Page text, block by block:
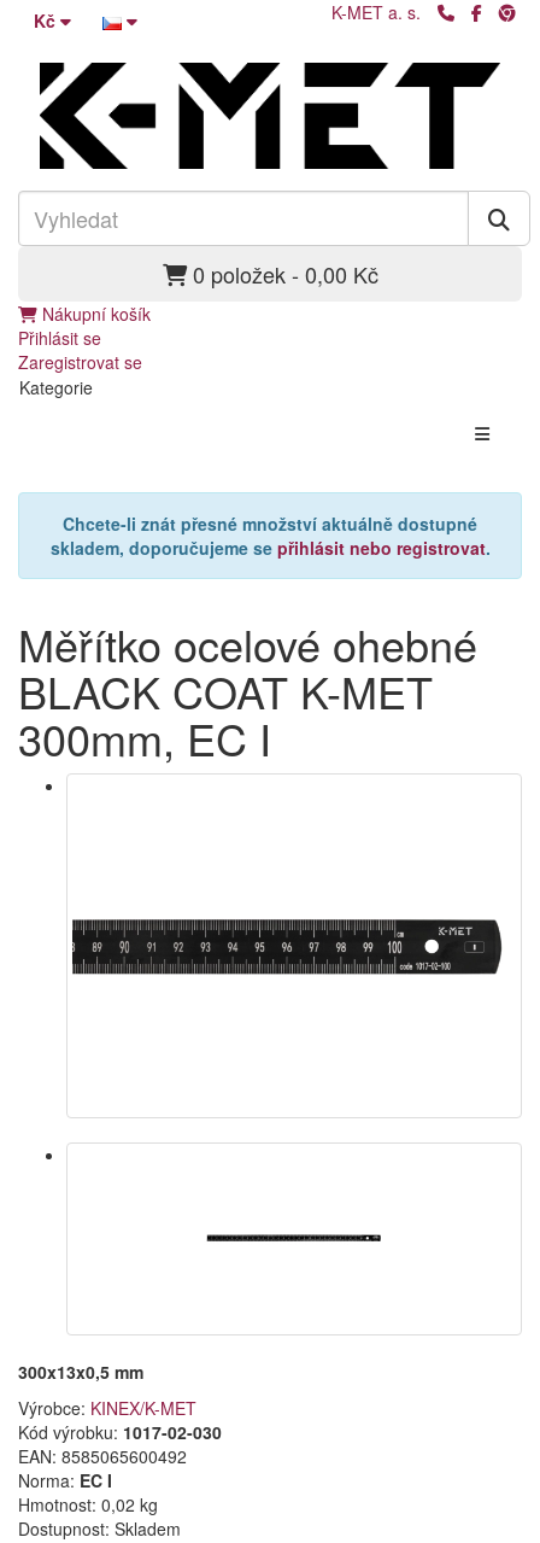
Kč K-MET a. s.
0 položek - 0,00 Kč
Nákupní košík
Přihlásit se
Zaregistrovat se
Kategorie
Chcete-li znát přesné množství aktuálně dostupné
skladem, doporučujeme se přihlásit nebo registrovat.
Měřítko ocelové ohebné
BLACK COAT K-MET
300mm, EC I
300x13x0,5 mm
Výrobce: KINEX/K-MET
Kód výrobku: 1017-02-030
EAN: 8585065600492
Norma: EC I
Hmotnost: 0,02 kg
Dostupnost: Skladem